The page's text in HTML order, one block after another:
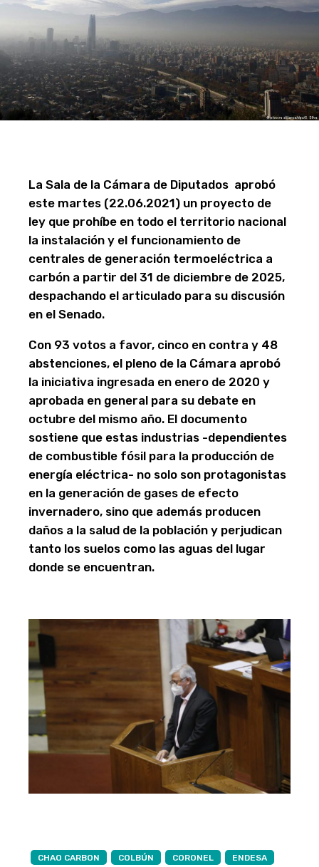
La Sala de la Cámara de Diputados aprobó
este martes (22.06.2021) un proyecto de
ley que prohíbe en todo el territorio nacional
la instalación y el funcionamiento de
centrales de generación termoeléctrica a
carbón a partir del 31 de diciembre de 2025,
despachando el articulado para su discusión
en el Senado.
Con 93 votos a favor, cinco en contra y 48
abstenciones, el pleno de la Cámara aprobó
la iniciativa ingresada en enero de 2020 y
aprobada en general para su debate en
octubre del mismo año. El documento
sostiene que estas industrias -dependientes
de combustible fósil para la producción de
energía eléctrica- no solo son protagonistas
en la generación de gases de efecto
invernadero, sino que además producen
daños a la salud de la población y perjudican
tanto los suelos como las aguas del lugar
donde se encuentran.
CHAO CARBON COLBÚN CORONEL ENDESA